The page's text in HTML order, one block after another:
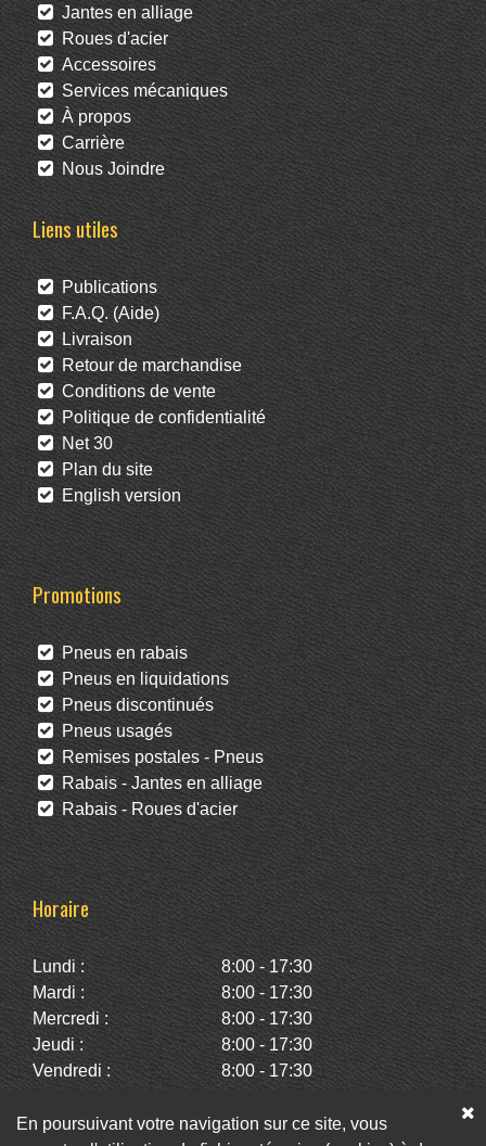
Jantes en alliage
Roues d'acier
Accessoires
Services mécaniques
À propos
Carrière
Nous Joindre
Liens utiles
Publications
F.A.Q. (Aide)
Livraison
Retour de marchandise
Conditions de vente
Politique de confidentialité
Net 30
Plan du site
English version
Promotions
Pneus en rabais
Pneus en liquidations
Pneus discontinués
Pneus usagés
Remises postales - Pneus
Rabais - Jantes en alliage
Rabais - Roues d'acier
Horaire
Lundi :
8:00 - 17:30
Mardi :
8:00 - 17:30
Mercredi :
8:00 - 17:30
Jeudi :
8:00 - 17:30
Vendredi :
8:00 - 17:30
Dimanche :
Fermé
En poursuivant votre navigation sur ce site, vous